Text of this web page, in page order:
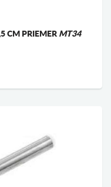
CM PRIEMER MT34